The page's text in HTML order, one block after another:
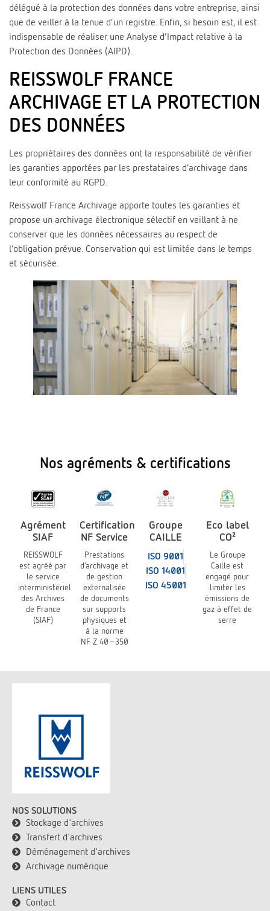
délégué à la protection des données dans votre entreprise, ainsi
que de veiller à la tenue d’un registre. Enfin, si besoin est, il est
indispensable de réaliser une Analyse d’Impact relative à la
Protection des Données (AIPD).
REISSWOLF FRANCE
ARCHIVAGE ET LA PROTECTION
DES DONNÉES
Les propriétaires des données ont la responsabilité de vérifier
les garanties apportées par les prestataires d’archivage dans
leur conformité au RGPD.
Reisswolf France Archivage apporte toutes les garanties et
propose un archivage électronique sélectif en veillant à ne
conserver que les données nécessaires au respect de
l’obligation prévue. Conservation qui est limitée dans le temps
et sécurisée.
Nos agréments & certifications
Agrément
SIAF
REISSWOLF
est agréé par
le service
interministériel
des Archives
de France
(SIAF)
Certification
NF Service
Prestations
d’archivage et
de gestion
externalisée
de documents
sur supports
physiques et
à la norme
NF Z 40-350
Groupe
CAILLE
ISO 9001
ISO 14001
ISO 45001
Eco label
CO²
Le Groupe
Caille est
engagé pour
limiter les
émissions de
gaz à effet de
serre
NOS SOLUTIONS
Stockage d'archives
Transfert d'archives
Déménagement d'archives
Archivage numérique
LIENS UTILES
Contact